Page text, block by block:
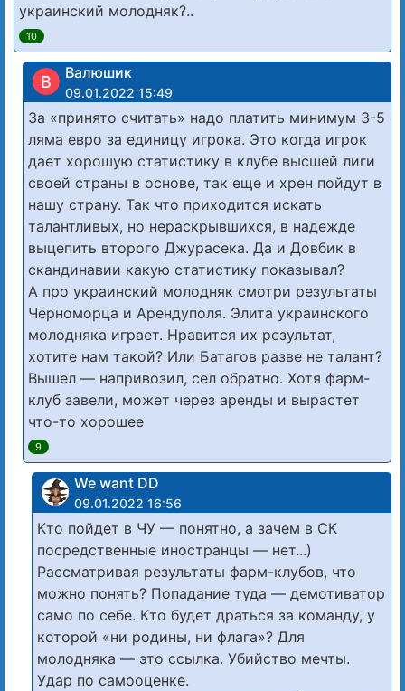
украинский молодняк?..
10
В Валюшик
09.01.2022 15:49
За «принято считать» надо платить минимум 3-5
ляма евро за единицу игрока. Это когда игрок
дает хорошую статистику в клубе высшей лиги
своей страны в основе, так еще и хрен пойдут в
нашу страну. Так что приходится искать
талантливых, но нераскрывшихся, в надежде
выцепить второго Джурасека. Да и Довбик в
скандинавии какую статистику показывал?
А про украинский молодняк смотри результаты
Черноморца и Арендуполя. Элита украинского
молодняка играет. Нравится их результат,
хотите нам такой? Или Батагов разве не талант?
Вышел — напривозил, сел обратно. Хотя фарм-
клуб завели, может через аренды и вырастет
что-то хорошее
9
We want DD
09.01.2022 16:56
Кто пойдет в ЧУ — понятно, а зачем в СК
посредственные иностранцы — нет...)
Рассматривая результаты фарм-клубов, что
можно понять? Попадание туда — демотиватор
само по себе. Кто будет драться за команду, у
которой «ни родины, ни флага»? Для
молодняка — это ссылка. Убийство мечты.
Удар по самооценке.